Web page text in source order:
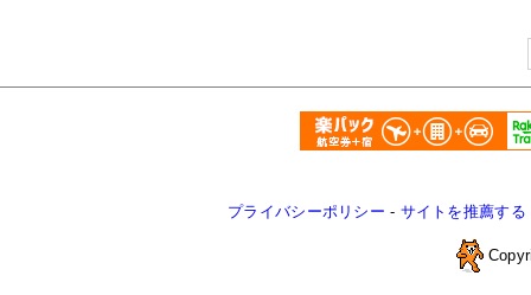
プライバシーポリシー - サイトを推薦する